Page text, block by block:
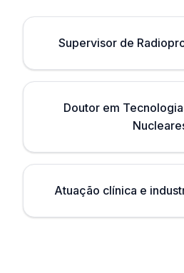
Supervisor de
Doutor em
Atuação clínica e